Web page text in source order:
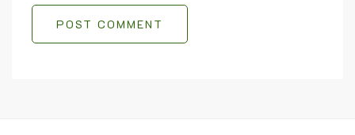
POST COMMENT